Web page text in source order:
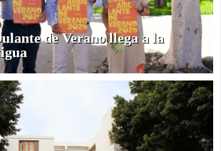
de Verano llega a la